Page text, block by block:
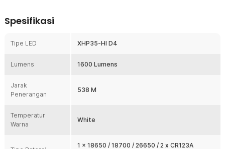
menghasilkan cahaya hingga 1600 Lumens. Sorotan cahaya yang
memudahkan identifikasi objek dari jarak jauh. Performa ini sangat
ideal untuk penyelaman malam, eksplorasi bawah laut, maupun
Dilengkapi lensa ultra dengan lapisan kaca anti reflektif yang
membantu memaksimalkan transmisi cahaya. Cahaya yang
dihasilkan menjadi lebih fokus, jernih, dan minim distorsi. Teknologi
optimal di berbagai kondisi.
Senter selam ini memiliki fitur indikator baterai yang membantu
Spesifikasi
Tipe LED XHP35-HI D4
Lumens 1600 Lumens
Jarak
Penerangan
538 M
Temperatur
Warna
White
1 x 18650 / 18700 / 26650 / 2 x CR123A